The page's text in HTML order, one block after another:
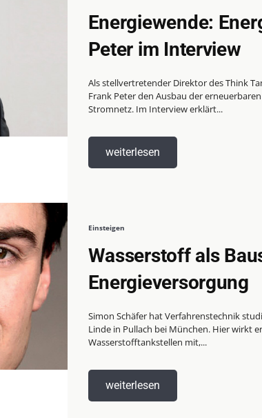
Energiewende:
Peter im Interview
Als stellvertretender Direktor des Think
Frank Peter den Ausbau der
Stromnetz. Im Interview erklärt...
weiterlesen
Einsteigen
Wasserstoff als
Energieversorgung
Simon Schäfer hat Verfahrenstechnik
Linde in Pullach bei München. Hier wirkt
Wasserstofftankstellen mit,...
weiterlesen